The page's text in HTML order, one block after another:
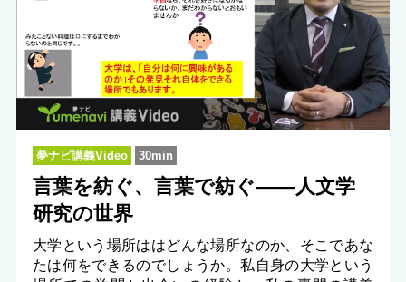
夢ナビ講義Video 30min
言葉を紡ぐ、言葉で紡ぐ――人文学
研究の世界
大学という場所ははどんな場所なのか、そこであな
たは何をできるのでしょうか。私自身の大学という